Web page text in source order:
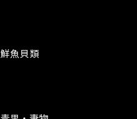
鮮魚貝類